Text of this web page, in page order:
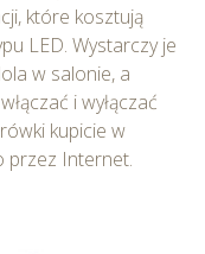
które kosztują
LED. Wystarczy je
w salonie, a
i wyłączać
kupicie w
przez Internet.